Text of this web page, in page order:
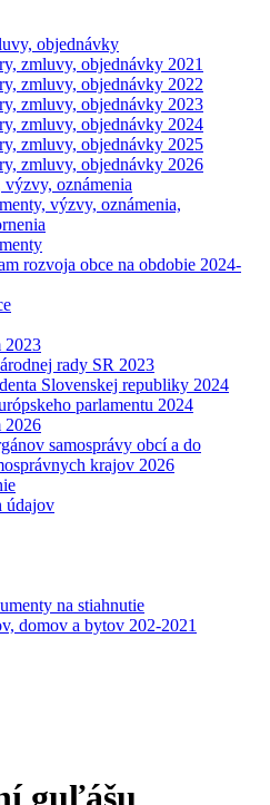
objednávky
zmluvy, objednávky 2021
zmluvy, objednávky 2022
zmluvy, objednávky 2023
zmluvy, objednávky 2024
zmluvy, objednávky 2025
zmluvy, objednávky 2026
oznámenia
výzvy, oznámenia,
rozvoja obce na obdobie 2024-
2023
rady SR 2023
Slovenskej republiky 2024
parlamentu 2024
2026
samosprávy obcí a do
krajov 2026
údajov
na stiahnutie
domov a bytov 202-2021